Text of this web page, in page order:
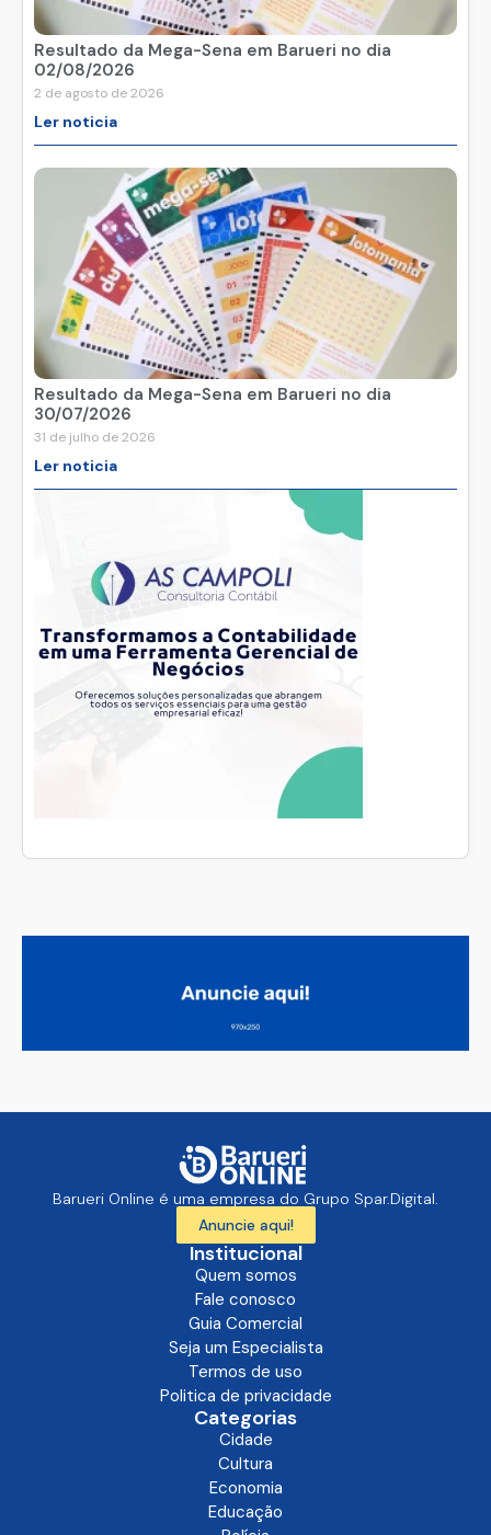
Resultado da Mega-Sena em Barueri no dia
02/08/2026
2 de agosto de 2026
Ler noticia
Resultado da Mega-Sena em Barueri no dia
30/07/2026
31 de julho de 2026
Ler noticia
Barueri Online é uma empresa do Grupo Spar.Digital.
Anuncie aqui!
Institucional
Quem somos
Fale conosco
Guia Comercial
Seja um Especialista
Termos de uso
Politica de privacidade
Categorias
Cidade
Cultura
Economia
Educação